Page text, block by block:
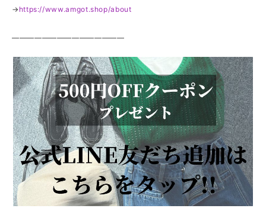
→ https://www.amgot.shop/about
———————————————